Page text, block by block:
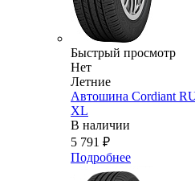
Быстрый просмотр
Нет
Летние
Автошина Cordiant
XL
В наличии
5 791 ₽
Подробнее